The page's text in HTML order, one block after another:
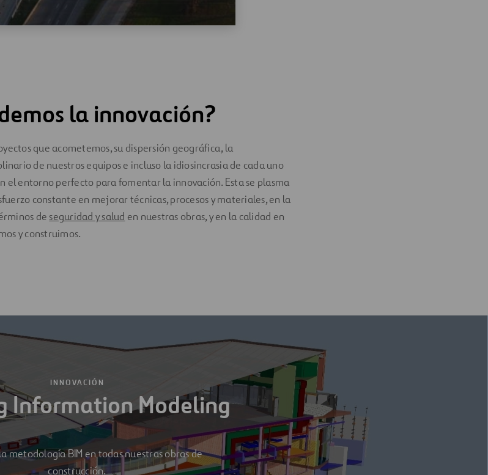
la innovación?
que acometemos, su dispersión geográfica, la
de nuestros equipos e incluso la idiosincrasia de cada uno
el entorno perfecto para fomentar la innovación. Esta se plasma
constante en mejorar técnicas, procesos y materiales, en la
de seguridad y salud en nuestras obras, y en la calidad en
y construimos.
INNOVACIÓN
Information Modeling
metodología BIM en todas nuestras obras de
construcción.